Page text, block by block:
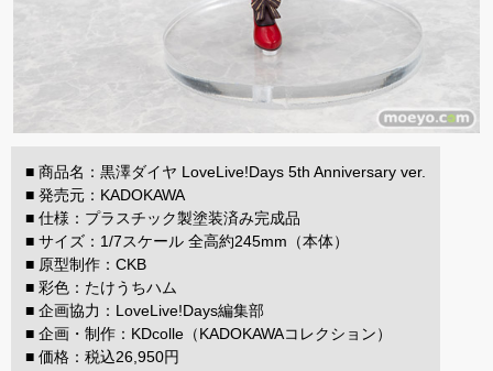
■ 商品名：黒澤ダイヤ LoveLive!Days 5th Anniversary ver.
■ 発売元：KADOKAWA
■ 仕様：プラスチック製塗装済み完成品
■ サイズ：1/7スケール 全高約245mm（本体）
■ 原型制作：CKB
■ 彩色：たけうちハム
■ 企画協力：LoveLive!Days編集部
■ 企画・制作：KDcolle（KADOKAWAコレクション）
■ 価格：税込26,950円